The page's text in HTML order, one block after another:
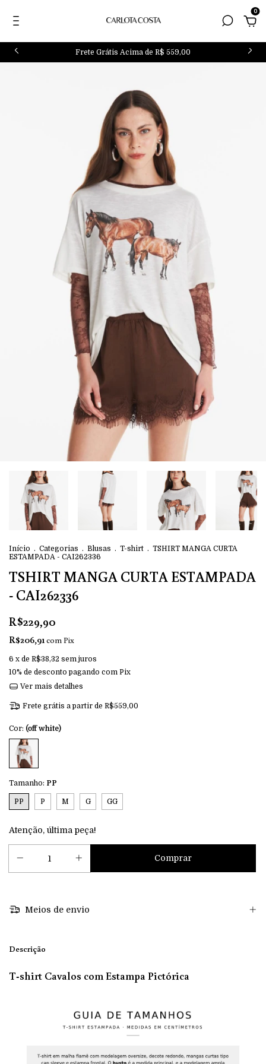
0
Frete Grátis Acima de R$ 559,00
Início . Categorias . Blusas . T-shirt . TSHIRT MANGA CURTA
ESTAMPADA - CAI262336
TSHIRT MANGA CURTA ESTAMPADA
- CAI262336
R$229,90
R$206,91comPix
6 x de R$38,32 sem juros
10% de desconto pagando com Pix
Ver mais detalhes
Frete grátis a partir de R$559,00
Cor: (off white)
Tamanho: PP
PP P M G GG
Atenção, última peça!
Meios de envio
Descrição
T-shirt Cavalos com Estampa Pictórica